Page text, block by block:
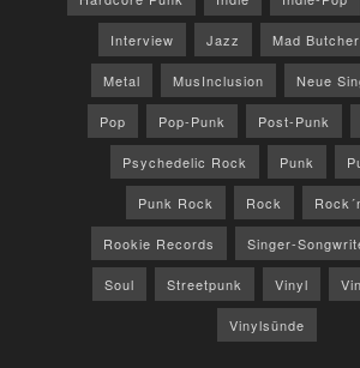
Interview Jazz Mad
Metal MusInclusion Neue
Pop Pop-Punk Post-Punk
Psychedelic Rock Punk
Punk Rock Rock
Rookie Records Singer-
Soul Streetpunk Vinyl
Vinylsünde